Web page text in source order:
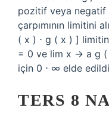
pozitif veya negatif
çarpımının limitini
( x ) ⋅ g ( x ) ]
= 0 ve lim x → a g
için 0 ⋅ ∞ elde
TERS 8